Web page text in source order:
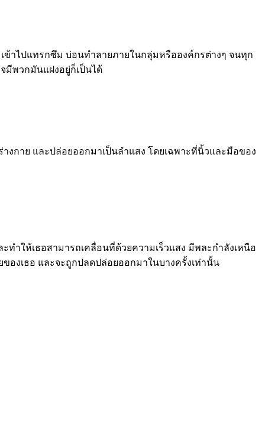
ข้าไปแทรกซึม บ่อนทำลายภายในกลุ่มหรือองค์กรต่างๆ จนทุก
มีพวกมันแฝงอยู่ก็เป็นได้
างกาย และปล่อยออกมาเป็นลำแสง โดยเฉพาะที่นิ้วและมือของ
ทำให้เธอสามารถเคลื่อนที่ด้วยความเร็วแสง มีพละกำลังเหนือ
ของเธอ และจะถูกปลดปล่อยออกมาในบางครั้งเท่านั้น